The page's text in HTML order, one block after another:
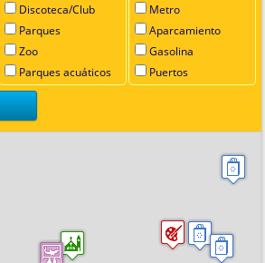
Discoteca/Club
Parques
Zoo
Parques acuáticos
Metro
Aparcamiento
Gasolina
Puertos